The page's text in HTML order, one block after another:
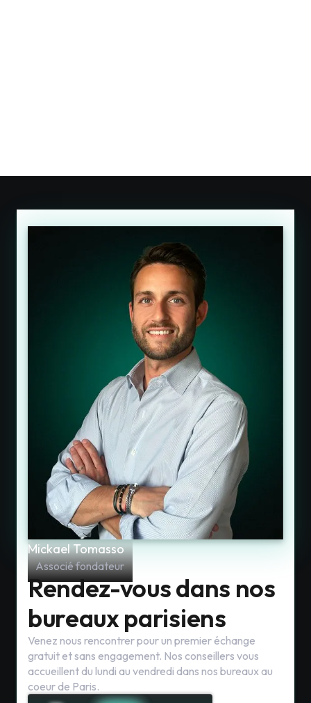
Rendez-vous dans nos
bureaux parisiens
Venez nous rencontrer pour un premier échange
gratuit et sans engagement. Nos conseillers vous
accueillent du lundi au vendredi dans nos bureaux au
coeur de Paris.
Mickael Tomasso
Associé fondateur